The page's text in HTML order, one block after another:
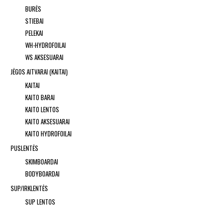
BURĖS
STIEBAI
PELEKAI
WH-HYDROFOILAI
WS AKSESUARAI
JĖGOS AITVARAI (KAITAI)
KAITAI
KAITO BARAI
KAITO LENTOS
KAITO AKSESUARAI
KAITO HYDROFOILAI
PUSLENTĖS
SKIMBOARDAI
BODYBOARDAI
SUP/IRKLENTĖS
SUP LENTOS